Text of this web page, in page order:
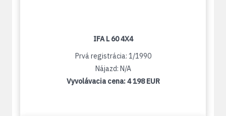
IFA L 60 4X4
Prvá registrácia: 1/1990
Nájazd: N/A
Vyvolávacia cena:4 198 EUR